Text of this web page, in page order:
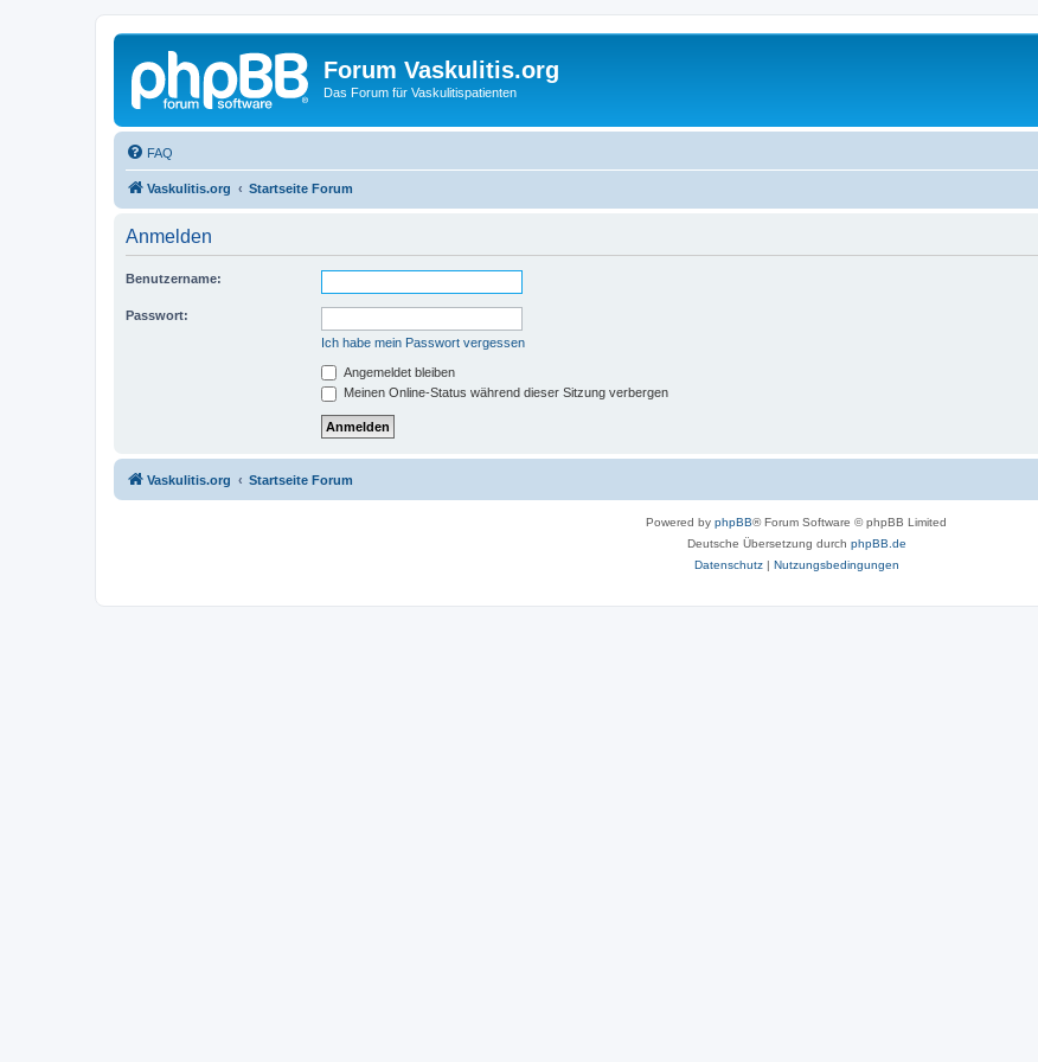
Forum Vaskulitis.org
Das Forum für Vaskulitispatienten
FAQ
Vaskulitis.org Startseite Forum
Anmelden
Benutzername:
Passwort:
Ich habe mein Passwort vergessen
Angemeldet bleiben
Meinen Online-Status während dieser Sitzung verbergen
Vaskulitis.org Startseite Forum
Powered by phpBB® Forum Software © phpBB Limited
Deutsche Übersetzung durch phpBB.de
Datenschutz| Nutzungsbedingungen